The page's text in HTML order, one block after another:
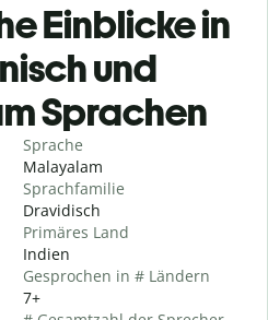
Einblicke in
und
Sprachen
Sprache
Malayalam
Sprachfamilie
Dravidisch
Primäres Land
Indien
Gesprochen in # Ländern
7+